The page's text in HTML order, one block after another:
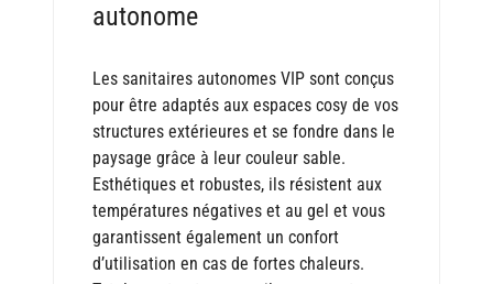
autonome
Les sanitaires autonomes VIP sont conçus
pour être adaptés aux espaces cosy de vos
structures extérieures et se fondre dans le
paysage grâce à leur couleur sable.
Esthétiques et robustes, ils résistent aux
températures négatives et au gel et vous
garantissent également un confort
d’utilisation en cas de fortes chaleurs.